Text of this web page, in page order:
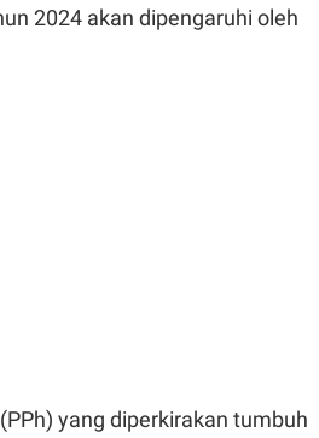
2024 akan dipengaruhi oleh
yang diperkirakan tumbuh